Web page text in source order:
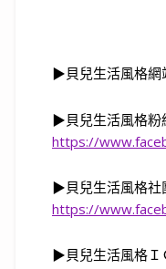
▶貝兒生活風格網
▶貝兒生活風格粉
https://
▶貝兒生活風格社
https://
▶貝兒生活風格Ｉ